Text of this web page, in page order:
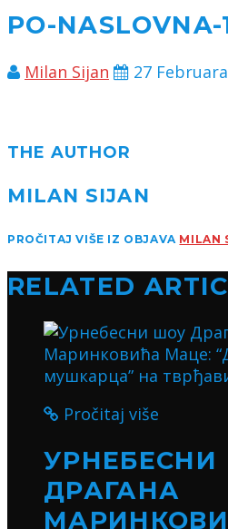
PO-NASLOVNA-
Milan Sijan 27
THE AUTHOR
MILAN SIJAN
PROČITAJ VIŠE IZ OBJAVA MILAN
RELATED
Pročitaj više
ДРАГАНА